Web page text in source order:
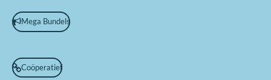
Mega Bundels
Coöperatief